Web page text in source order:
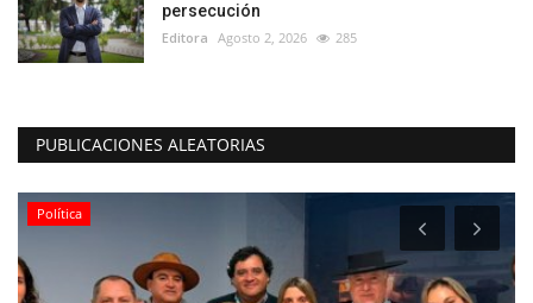
persecución
Editora Agosto 2, 2026 285
PUBLICACIONES ALEATORIAS
Política